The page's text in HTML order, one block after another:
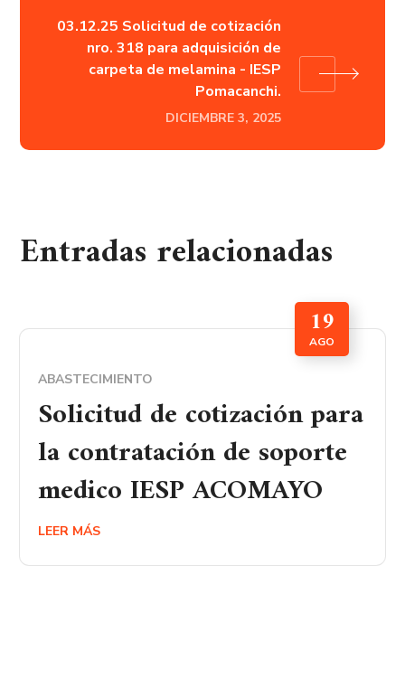
03.12.25 Solicitud de cotización
nro. 318 para adquisición de
carpeta de melamina - IESP
Pomacanchi.
DICIEMBRE 3, 2025
Entradas relacionadas
19
AGO
ABASTECIMIENTO
Solicitud de cotización para
la contratación de soporte
medico IESP ACOMAYO
LEER MÁS